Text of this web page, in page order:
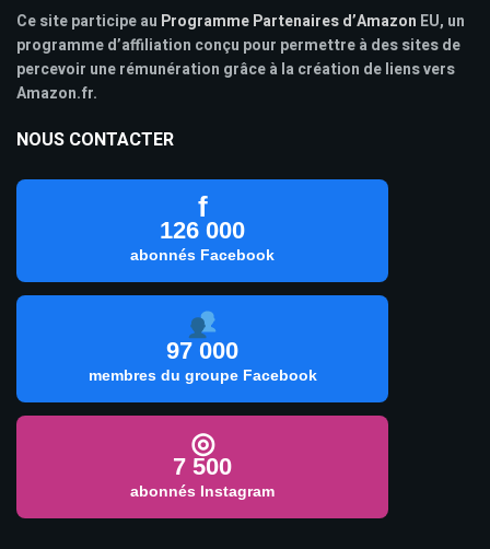
Ce site participe au Programme Partenaires d’Amazon EU, un
programme d’affiliation conçu pour permettre à des sites de
percevoir une rémunération grâce à la création de liens vers
Amazon.fr.
NOUS CONTACTER
f
126 000
abonnés Facebook
97 000
membres du groupe Facebook
◎
7 500
abonnés Instagram